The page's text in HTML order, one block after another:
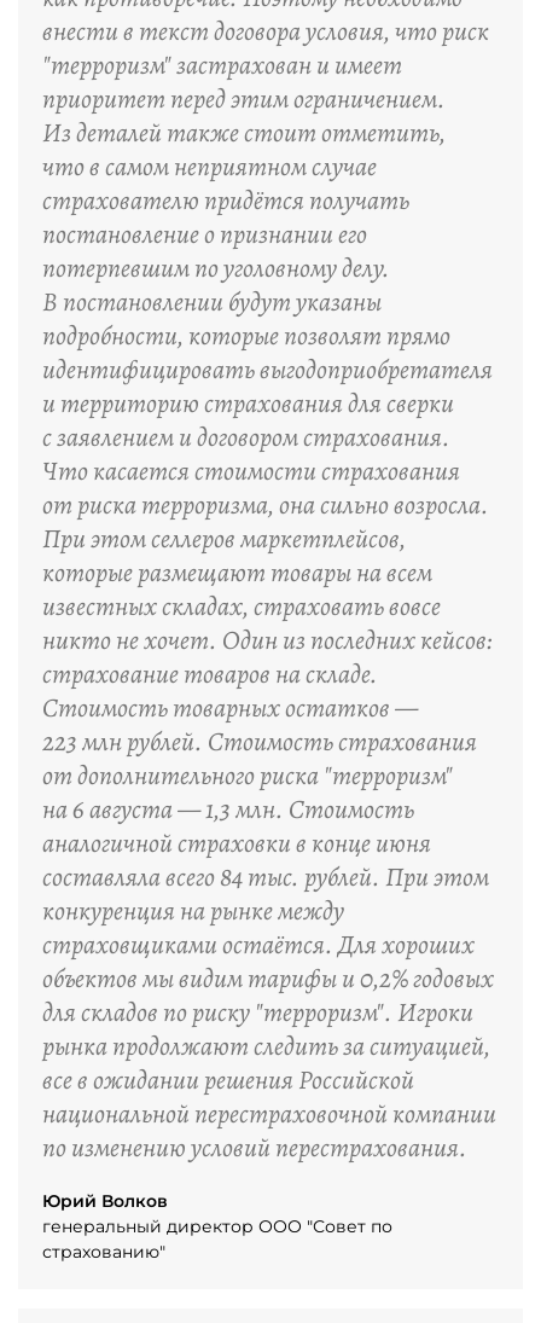
внести в текст договора условия, что риск
"терроризм" застрахован и имеет
приоритет перед этим ограничением.
Из деталей также стоит отметить,
что в самом неприятном случае
страхователю придётся получать
постановление о признании его
потерпевшим по уголовному делу.
В постановлении будут указаны
подробности, которые позволят прямо
идентифицировать выгодоприобретателя
и территорию страхования для сверки
с заявлением и договором страхования.
Что касается стоимости страхования
от риска терроризма, она сильно возросла.
При этом селлеров маркетплейсов,
которые размещают товары на всем
известных складах, страховать вовсе
никто не хочет. Один из последних кейсов:
страхование товаров на складе.
Стоимость товарных остатков —
223 млн рублей. Стоимость страхования
от дополнительного риска "терроризм"
на 6 августа — 1,3 млн. Стоимость
аналогичной страховки в конце июня
составляла всего 84 тыс. рублей. При этом
конкуренция на рынке между
страховщиками остаётся. Для хороших
объектов мы видим тарифы и 0,2% годовых
для складов по риску "терроризм". Игроки
рынка продолжают следить за ситуацией,
все в ожидании решения Российской
национальной перестраховочной компании
по изменению условий перестрахования.
Юрий Волков
генеральный директор ООО "Совет по
страхованию"